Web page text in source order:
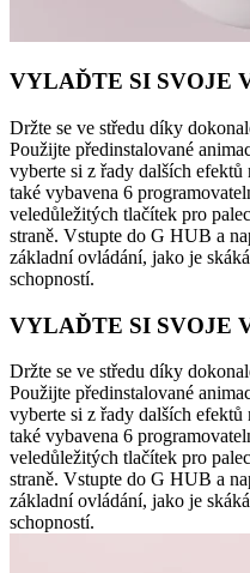
VYLAĎTE SI SVOJE
Držte se ve středu díky
Použijte předinstalované
vyberte si z řady dalších
také vybavena 6
veledůležitých tlačítek pro
straně. Vstupte do G HUB a
základní ovládání, jako je
schopností.
VYLAĎTE SI SVOJE
Držte se ve středu díky
Použijte předinstalované
vyberte si z řady dalších
také vybavena 6
veledůležitých tlačítek pro
straně. Vstupte do G HUB a
základní ovládání, jako je
schopností.